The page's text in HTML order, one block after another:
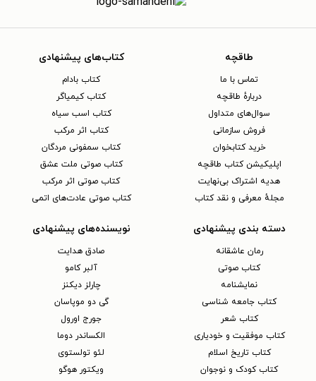
طاقچه
تماس با ما
دربارهٔ طاقچه
سوال‌های متداول
فروش سازمانی
خرید کتابخوان
اپلیکیشن کتاب طاقچه
هدیه اشتراک بی‌نهایت
مجلهٔ معرفی و نقد کتاب
کتاب‌های پیشنهادی
کتاب بادام
کتاب کیمیاگر
کتاب اسب سیاه
کتاب اثر مرکب
کتاب سمفونی مردگان
کتاب صوتی ملت عشق
کتاب صوتی اثر مرکب
کتاب صوتی عادت‌های اتمی
دسته بندی پیشنهادی
رمان عاشقانه
کتاب‌ صوتی
نمایشنامه
کتاب جامعه شناسی
کتاب شعر
کتاب موفقیت و خودیاری
کتاب تاریخ اسلام
کتاب کودک و نوجوان
نویسنده‌های پیشنهادی
صادق هدایت
آلبر کامو
چارلز دیکنز
گی دو موپاسان
جورج اورول
الکساندر دوما
لئو تولستوی
ویکتور هوگو